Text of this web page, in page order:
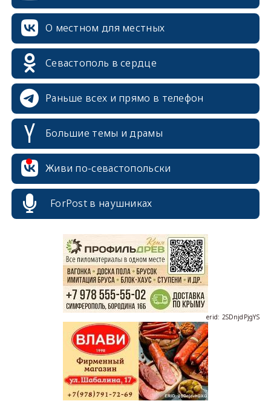
О местном для местных
Севастополь в сердце
Раньше всех и прямо в телефон
Большие темы и драмы
Живи по-севастопольски
ForPost в наушниках
erid: 2SDnjdPjgYS